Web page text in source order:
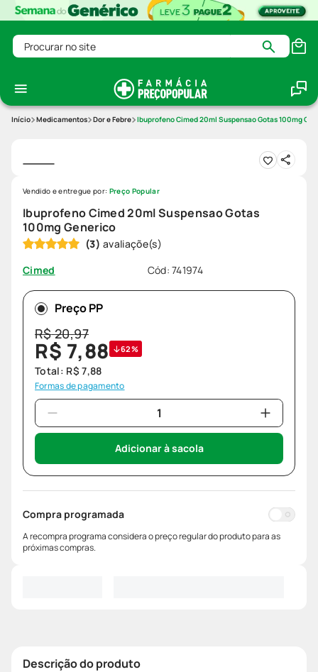
Procurar no site
Medicamentos Dor e Febre Ibuprofeno Cimed 20ml Suspensao Gotas 100mg
Ibuprofeno Cimed 20ml Suspensao Gotas
100mg Generico
(3)
Cimed
Cód:741974
Vendido e entregue por: Preço Popular
Preço PP
R$20,97
R$ 7,88 62%
Total: R$ 7,88
Formas de pagamento
Adicionar à sacola
Compra programada
A recompra programa considera o preço regular do produto para as
próximas compras.
Descrição do produto